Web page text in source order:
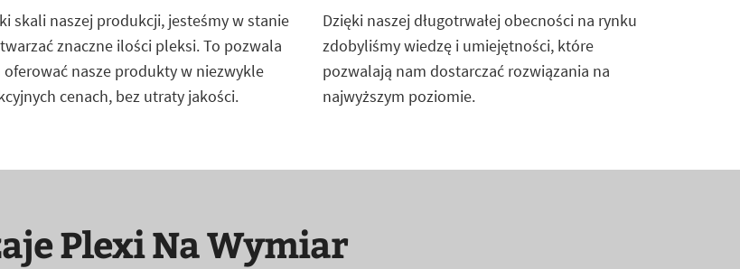
skali naszej produkcji, jesteśmy w stanie
znaczne ilości pleksi. To pozwala
oferować nasze produkty w niezwykle
cenach, bez utraty jakości.
Dzięki naszej długotrwałej obecności na rynku
zdobyliśmy wiedzę i umiejętności, które
pozwalają nam dostarczać rozwiązania na
najwyższym poziomie.
Plexi Na Wymiar